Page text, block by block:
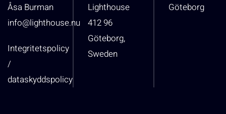
Åsa Burman
info@lighthouse.nu
Integritetspolicy
/
dataskyddspolicy
Lighthouse
412 96
Göteborg,
Sweden
Göteborg